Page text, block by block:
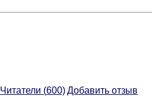
Читатели (600)Добавить отзыв